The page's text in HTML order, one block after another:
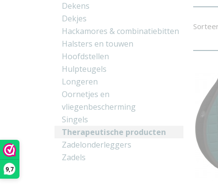
9,7
Dekens
Dekjes
Hackamores & combinatiebitten
Halsters en touwen
Hoofdstellen
Hulpteugels
Longeren
Oornetjes en
vliegenbescherming
Singels
Therapeutische producten
Zadelonderleggers
Zadels